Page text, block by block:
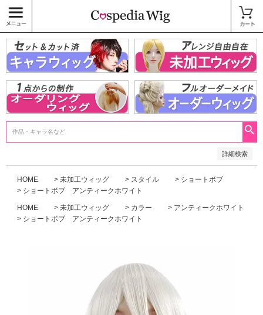
詳細検索
〜
商品タグ
キャラウィッグ
未加工ウィッグ
ベースウィッグ
衣装
SALE中
HOME 未加工ウィッグ スタイル
ショートボブ
ショートボブ アンティークホワイト
HOME 未加工ウィッグ カラー
アンティークホワイト
ショートボブ アンティークホワイト